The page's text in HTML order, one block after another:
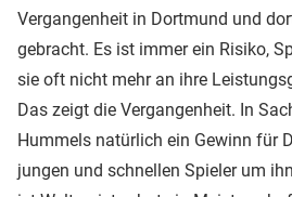
Vergangenheit in Dortmund und
gebracht. Es ist immer ein Risiko,
sie oft nicht mehr an ihre
Das zeigt die Vergangenheit. In
Hummels natürlich ein Gewinn für
jungen und schnellen Spieler um